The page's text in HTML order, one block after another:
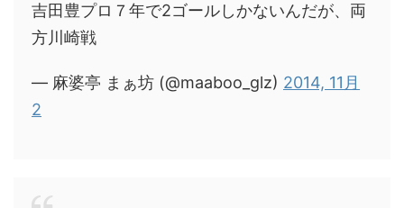
吉田豊プロ７年で2ゴールしかないんだが、両
方川崎戦
— 麻婆亭 まぁ坊 (@maaboo_glz) 2014, 11月
2